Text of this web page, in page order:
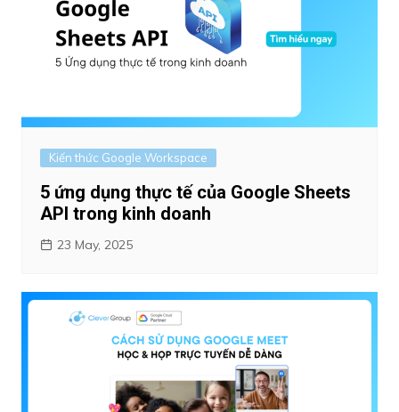
Kiến thức Google Workspace
5 ứng dụng thực tế của Google Sheets
API trong kinh doanh
23 May, 2025